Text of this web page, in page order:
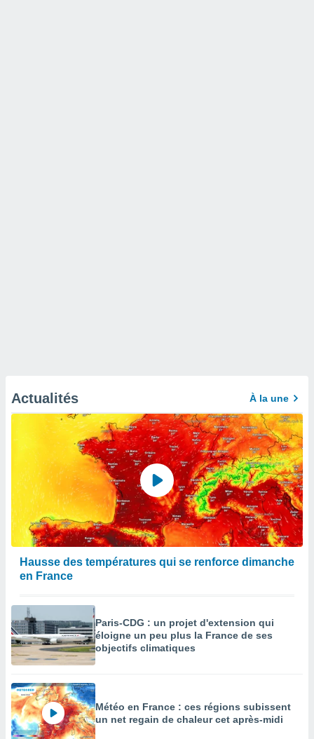
Actualités À la une
Hausse des températures qui se renforce dimanche
en France
Paris-CDG : un projet d'extension qui
éloigne un peu plus la France de ses
objectifs climatiques
Météo en France : ces régions subissent
un net regain de chaleur cet après-midi